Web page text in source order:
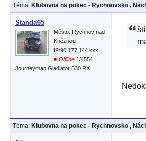
Téma: Klubovna na pokec - Rychnovsko ,
Standa65
Město: Rychnov nad
Kněžnou
IP:90.177.144.xxx
Offline 1/4554
Journeyman Gladiator 530 RX
Téma: Klubovna na pokec - Rychnovsko ,